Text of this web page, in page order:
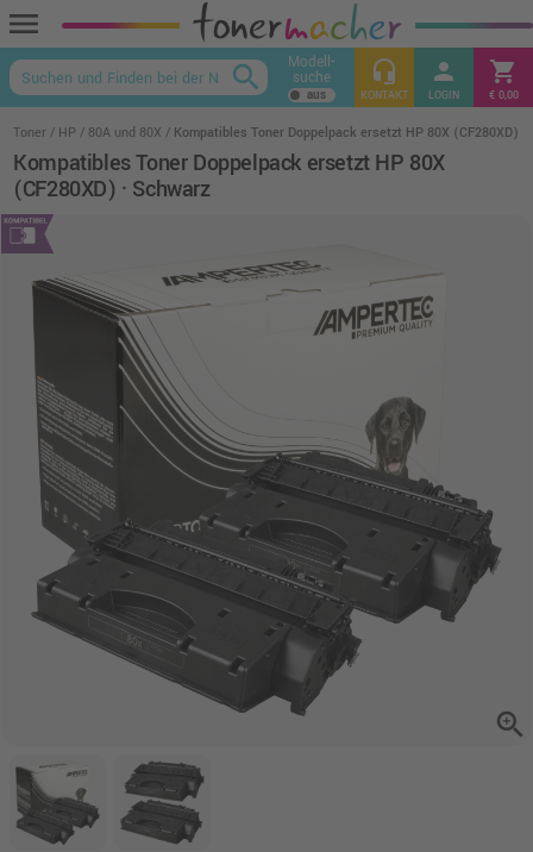
menu
keyboard_arrow_up
search Modell-
suche headset_mic
KONTAKT
person
LOGIN
shopping_cart
€ 0,00
Toner HP 80A und 80X Kompatibles Toner Doppelpack ersetzt HP 80X (CF280XD) ·
Kompatibles Toner Doppelpack ersetzt HP 80X
(CF280XD) · Schwarz
zoom_in